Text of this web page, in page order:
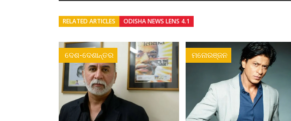
RELATED ARTICLES ODISHA NEWS LENS 4.1
ଦେଶ-ଦେଶାନ୍ତର ମନୋରଞ୍ଜନ